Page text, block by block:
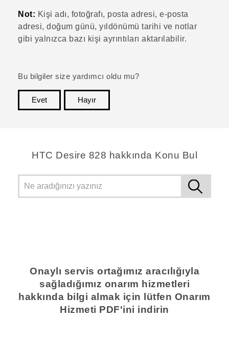
Not: Kişi adı, fotoğrafı, posta adresi, e-posta
adresi, doğum günü, yıldönümü tarihi ve notlar
gibi yalnızca bazı kişi ayrıntıları aktarılabilir.
Bu bilgiler size yardımcı oldu mu?
Evet
Hayır
HTC Desire 828 hakkında Konu Bul
Onaylı servis ortağımız aracılığıyla
sağladığımız onarım hizmetleri
hakkında bilgi almak için lütfen Onarım
Hizmeti PDF'ini indirin